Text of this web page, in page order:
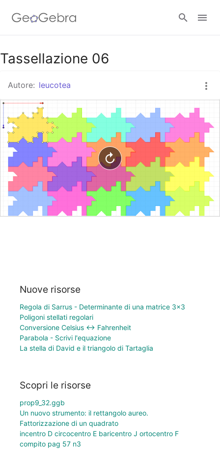
Google Classroom
GeoGebra Classroom
Tassellazione 06
Autore: leucotea
Nuove risorse
Regola di Sarrus - Determinante di una matrice 3×3
Poligoni stellati regolari
Conversione Celsius ↔ Fahrenheit
Parabola - Scrivi l'equazione
La stella di David e il triangolo di Tartaglia
Scopri le risorse
prop9_32.ggb
Un nuovo strumento: il rettangolo aureo.
Fattorizzazione di un quadrato
incentro D circocentro E baricentro J ortocentro F
compito pag 57 n3